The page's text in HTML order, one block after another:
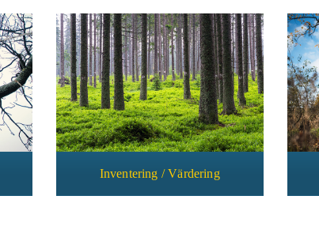
Inventering / Värdering